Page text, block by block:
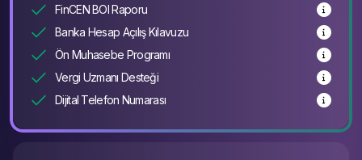
FinCEN BOI Raporu
Banka Hesap Açılış Kılavuzu
Ön Muhasebe Programı
Vergi Uzmanı Desteği
Dijital Telefon Numarası